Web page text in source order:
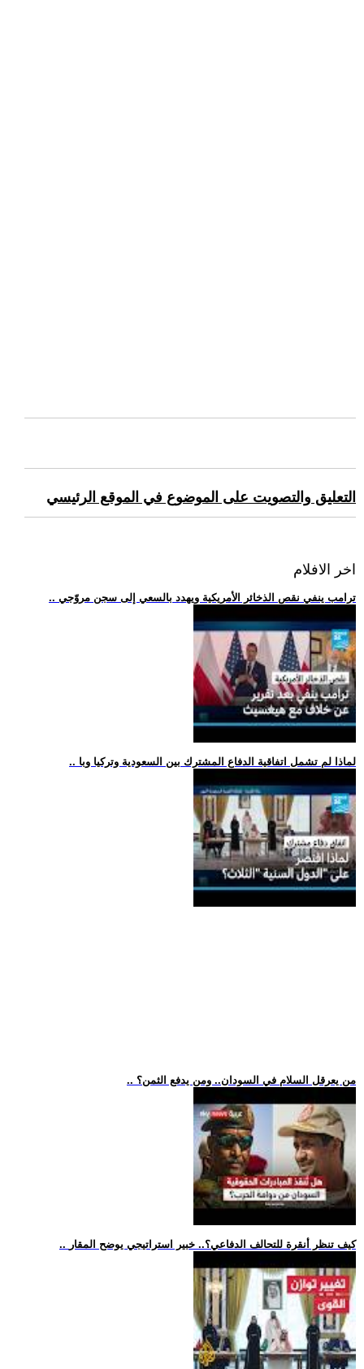
التعليق والتصويت على الموضوع في الموقع الرئيسي
اخر الافلام
.. ترامب ينفي نقص الذخائر الأمريكية ويهدد بالسعي إلى سجن مروّجي
.. لماذا لم تشمل اتفاقية الدفاع المشترك بين السعودية وتركيا وبا
.. من يعرقل السلام في السودان.. ومن يدفع الثمن؟
.. كيف تنظر أنقرة للتحالف الدفاعي؟.. خبير استراتيجي يوضح المقار